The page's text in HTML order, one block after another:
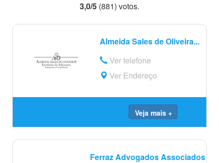
3,0/5 (881) votos.
Almeida Sales de Oliveira...
Ver telefone
Ver Endereço
Veja mais +
Ferraz Advogados Associados